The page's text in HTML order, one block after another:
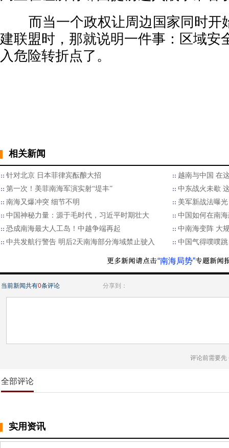
而当一个政权让周边国家同时开
建联盟时，那就说明一件事：区域安
入危险转折点了。
相关新闻
针对北京 日本菲律宾酝酿大招
越南与中国 在
第一次！美菲南海军演实射“堤丰”
中东战火未歇
南海又爆冲突 细节不明
美军新战法曝光
中国神秘力量：源于毛时代，习近平时期壮大
中国如何在南
恐成南海最大人工岛！中越争端再起
中南海变阵 大
中共发航行警告 明后2天南海部分海域禁止驶入
中国气得噗噗跳
“南海局势”
当前新闻共有0条评论 分享到：
评论前需要先
全部评论
实用资讯